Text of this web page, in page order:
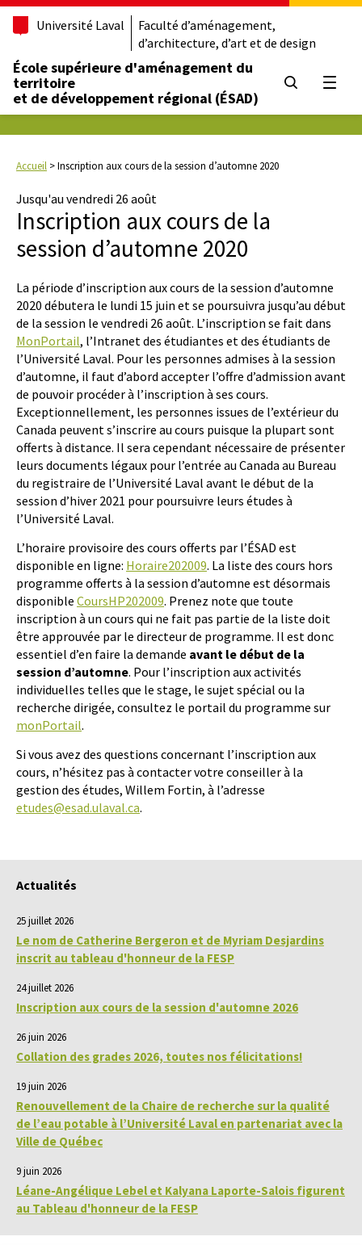
Université Laval
Faculté d’aménagement,
d’architecture, d’art et de design
École supérieure d'aménagement du
territoire
et de développement régional (ÉSAD)
Accueil >Inscription aux cours de la session d’automne 2020
Jusqu'au vendredi 26 août
Inscription aux cours de la
session d’automne 2020
La période d’inscription aux cours de la session d’automne
2020 débutera le lundi 15 juin et se poursuivra jusqu’au début
de la session le vendredi 26 août. L’inscription se fait dans
MonPortail, l’Intranet des étudiantes et des étudiants de
l’Université Laval. Pour les personnes admises à la session
d’automne, il faut d’abord accepter l’offre d’admission avant
de pouvoir procéder à l’inscription à ses cours.
Exceptionnellement, les personnes issues de l’extérieur du
Canada peuvent s’inscrire au cours puisque la plupart sont
offerts à distance. Il sera cependant nécessaire de présenter
leurs documents légaux pour l’entrée au Canada au Bureau
du registraire de l’Université Laval avant le début de la
session d’hiver 2021 pour poursuivre leurs études à
l’Université Laval.
L’horaire provisoire des cours offerts par l’ÉSAD est
disponible en ligne: Horaire202009. La liste des cours hors
programme offerts à la session d’automne est désormais
disponible CoursHP202009. Prenez note que toute
inscription à un cours qui ne fait pas partie de la liste doit
être approuvée par le directeur de programme. Il est donc
essentiel d’en faire la demande avant le début de la
session d’automne. Pour l’inscription aux activités
individuelles telles que le stage, le sujet spécial ou la
recherche dirigée, consultez le portail du programme sur
monPortail.
Si vous avez des questions concernant l’inscription aux
cours, n’hésitez pas à contacter votre conseiller à la
gestion des études, Willem Fortin, à l’adresse
etudes@esad.ulaval.ca.
Actualités
25 juillet 2026
Le nom de Catherine Bergeron et de Myriam Desjardins
inscrit au tableau d'honneur de la FESP
24 juillet 2026
Inscription aux cours de la session d'automne 2026
26 juin 2026
Collation des grades 2026, toutes nos félicitations!
19 juin 2026
Renouvellement de la Chaire de recherche sur la qualité
de l’eau potable à l’Université Laval en partenariat avec la
Ville de Québec
9 juin 2026
Léane-Angélique Lebel et Kalyana Laporte-Salois figurent
au Tableau d'honneur de la FESP